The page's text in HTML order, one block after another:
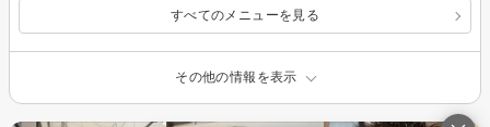
すべてのメニューを見る
その他の情報を表示